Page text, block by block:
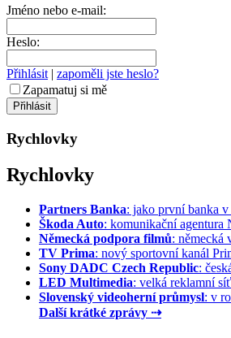
Jméno nebo e-mail:
Heslo:
Přihlásit| zapoměli jste heslo?
Zapamatuj si mě
Rychlovky
Rychlovky
Partners Banka: jako první banka
Škoda Auto: komunikační agentura
Německá podpora filmů: německá
TV Prima: nový sportovní kanál
Sony DADC Czech Republic:
LED Multimedia: velká reklamní
Slovenský videoherní průmysl: v
Další krátké zprávy ⇢